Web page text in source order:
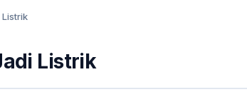
Listrik
Listrik